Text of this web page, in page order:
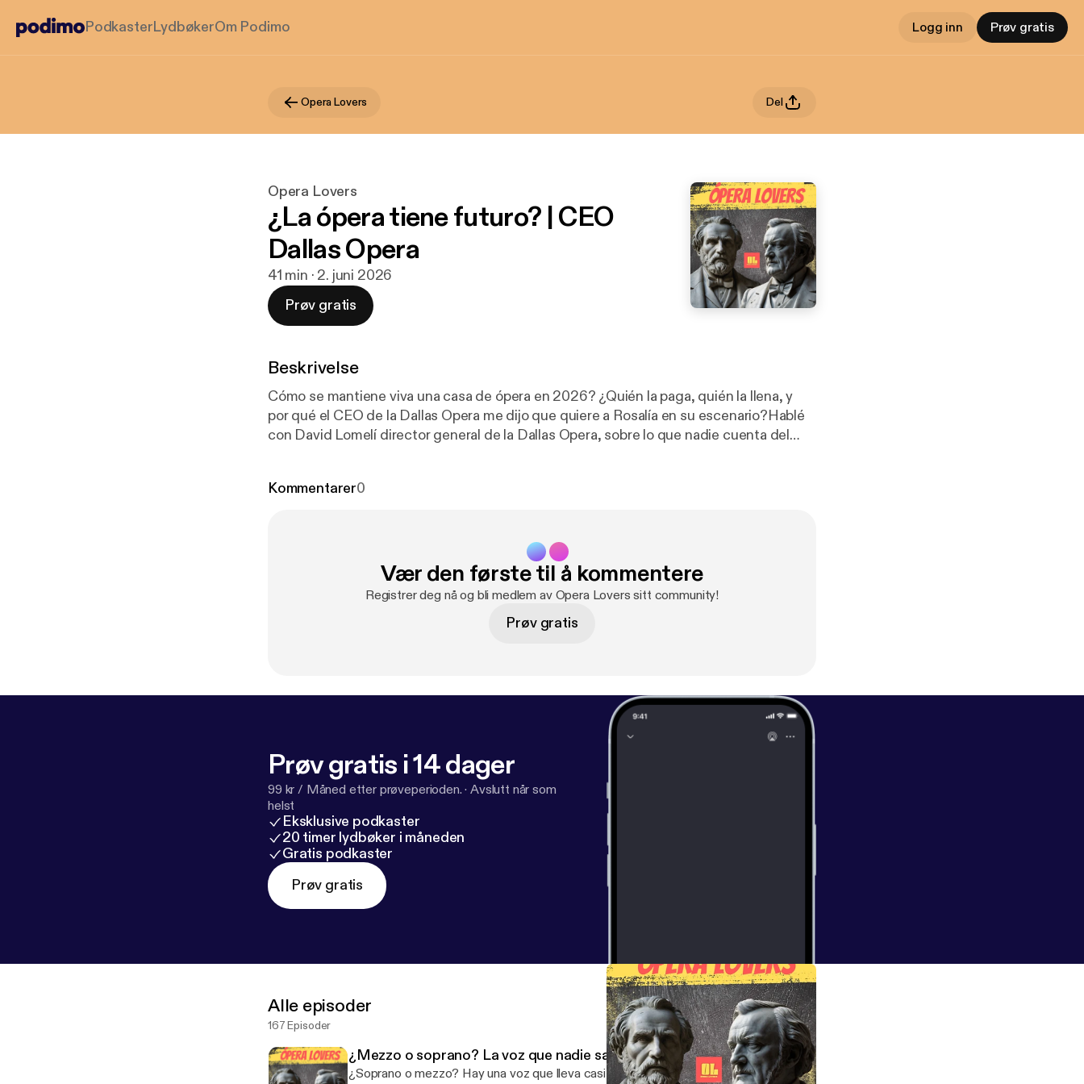
PodkasterLydbøkerOm Podimo Logg inn Prøv gratis
Opera Lovers Del
Opera Lovers
¿La ópera tiene futuro? | CEO
Dallas Opera
41 min · 2. juni 2026
Prøv gratis
Beskrivelse
Cómo se mantiene viva una casa de ópera en 2026? ¿Quién la paga, quién la llena, y
por qué el CEO de la Dallas Opera me dijo que quiere a Rosalía en su escenario?Hablé
con David Lomelí director general de la Dallas Opera, sobre lo que nadie cuenta del
Instagram.Una conversación sobre la ópera como industria, no como museo.
Kommentarer0
Vær den første til å kommentere
Registrer deg nå og bli medlem av Opera Lovers sitt community!
Prøv gratis
Prøv gratis i 14 dager
99 kr / Måned etter prøveperioden. ·Avslutt når som
helst
Eksklusive podkaster
20 timer lydbøker i måneden
Gratis podkaster
Prøv gratis
Alle episoder
167 Episoder
¿Mezzo o soprano? La voz que nadie sabe clasificar
¿Soprano o mezzo? Hay una voz que lleva casi 200 años sin respuesta... y lleva el